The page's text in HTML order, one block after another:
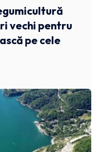
vechi pentru
pe cele